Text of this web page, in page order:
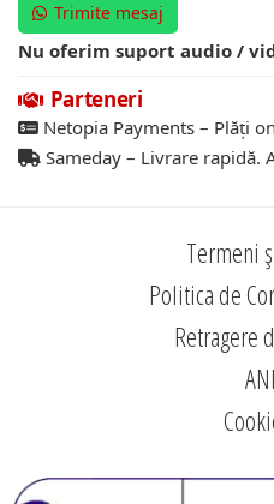
Trimite mesaj
Nu oferim suport audio /
Parteneri
Netopia Payments – Plăți
Sameday – Livrare rapidă.
Termeni
Politica de
Retragere